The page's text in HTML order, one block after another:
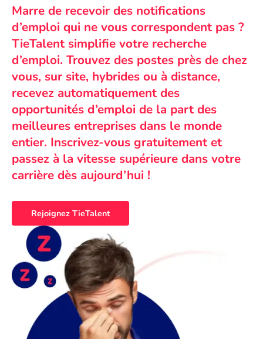
Marre de recevoir des notifications
d’emploi qui ne vous correspondent pas ?
TieTalent simplifie votre recherche
d’emploi. Trouvez des postes près de chez
vous, sur site, hybrides ou à distance,
recevez automatiquement des
opportunités d’emploi de la part des
meilleures entreprises dans le monde
entier. Inscrivez-vous gratuitement et
passez à la vitesse supérieure dans votre
carrière dès aujourd’hui !
Rejoignez TieTalent